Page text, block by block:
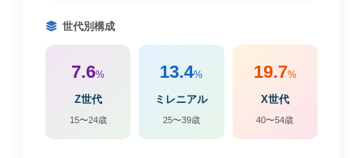
世代別構成
7.6%
Z世代
15〜24歳
13.4%
ミレニアル
25〜39歳
19.7%
X世代
40〜54歳